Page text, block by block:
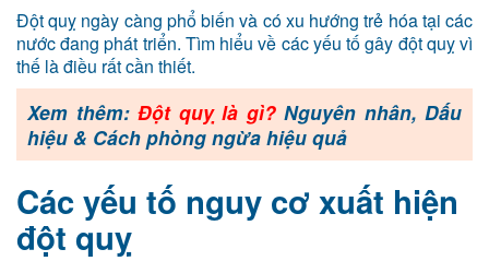
Đột quỵ ngày càng phổ biến và có xu hướng trẻ hóa tại các
nước đang phát triển. Tìm hiểu về các yếu tố gây đột quỵ vì
thế là điều rất cần thiết.
Xem thêm: Đột quỵ là gì?Nguyên nhân, Dấu
hiệu & Cách phòng ngừa hiệu quả
Các yếu tố nguy cơ xuất hiện
đột quỵ